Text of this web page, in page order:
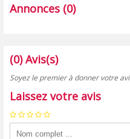
Annonces (0)
(0) Avis(s)
Soyez le premier à donner votre
Laissez votre avis